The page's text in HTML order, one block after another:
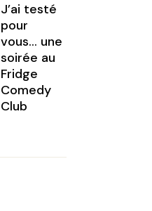
J’ai testé
pour
vous… une
soirée au
Fridge
Comedy
Club